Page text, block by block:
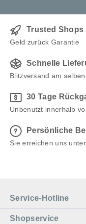
Trusted Shops
Geld zurück Garantie
Schnelle
Blitzversand am
30 Tage
Unbenutzt innerhalb
Persönliche
Sie erreichen uns
Service-Hotline
Shopservice